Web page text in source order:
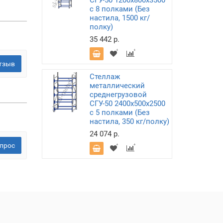
с 8 полками (Без
настила, 1500 кг/
полку)
35 442 р.
Стеллаж
металлический
среднегрузовой
СГУ-50 2400х500х2500
с 5 полками (Без
настила, 350 кг/полку)
24 074 р.